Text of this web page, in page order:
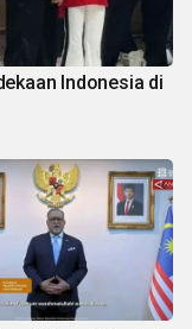
Indonesia di